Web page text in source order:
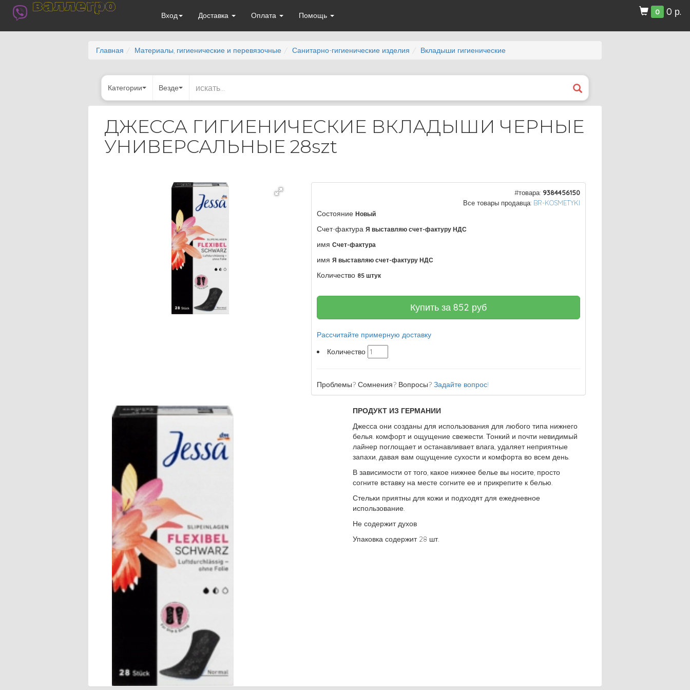
валлегро
Вход Доставка Оплата Помощь 0 0 р.
Главная Материалы, гигиенические и перевязочные Санитарно-гигиенические изделия Вкладыши гигиенические
Категории Везде
ДЖЕССА ГИГИЕНИЧЕСКИЕ ВКЛАДЫШИ ЧЕРНЫЕ
УНИВЕРСАЛЬНЫЕ 28szt
#товара: 9384456150
Все товары продавца: BR-KOSMETYKI
Состояние Новый
Счет-фактура Я выставляю счет-фактуру НДС
имя Счет-фактура
имя Я выставляю счет-фактуру НДС
Количество 85 штук
Купить за852 руб
Рассчитайте примерную доставку
Количество
Проблемы? Сомнения? Вопросы?Задайте вопрос!
ПРОДУКТ ИЗ ГЕРМАНИИ
Джесса они созданы для использования для любого типа нижнего
белья. комфорт и ощущение свежести. Тонкий и почти невидимый
лайнер поглощает и останавливает влага, удаляет неприятные
запахи, давая вам ощущение сухости и комфорта во всем день.
В зависимости от того, какое нижнее белье вы носите, просто
согните вставку на месте согните ее и прикрепите к белью.
Стельки приятны для кожи и подходят для ежедневное
использование.
Не содержит духов
Упаковка содержит 28 шт.